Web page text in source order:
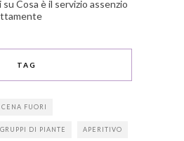
su Cosa è il servizio assenzio
TAG
FUORI
DI PIANTE APERITIVO